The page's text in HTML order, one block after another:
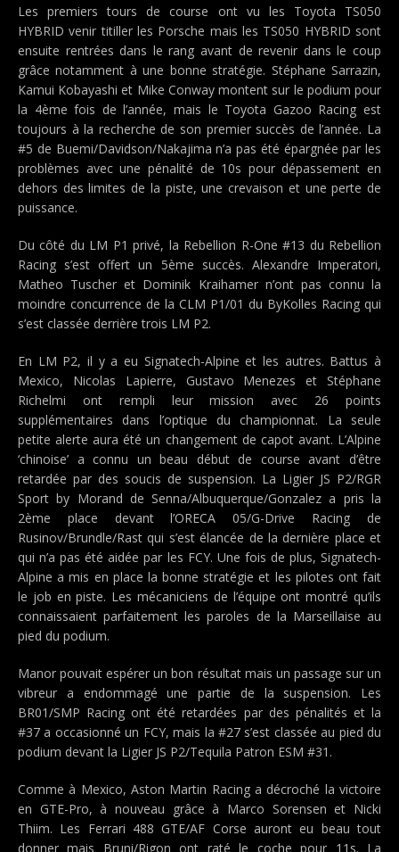
Les premiers tours de course ont vu les Toyota TS050
HYBRID venir titiller les Porsche mais les TS050 HYBRID sont
ensuite rentrées dans le rang avant de revenir dans le coup
grâce notamment à une bonne stratégie. Stéphane Sarrazin,
Kamui Kobayashi et Mike Conway montent sur le podium pour
la 4ème fois de l’année, mais le Toyota Gazoo Racing est
toujours à la recherche de son premier succès de l’année. La
#5 de Buemi/Davidson/Nakajima n’a pas été épargnée par les
problèmes avec une pénalité de 10s pour dépassement en
dehors des limites de la piste, une crevaison et une perte de
puissance.
Du côté du LM P1 privé, la Rebellion R-One #13 du Rebellion
Racing s’est offert un 5ème succès. Alexandre Imperatori,
Matheo Tuscher et Dominik Kraihamer n’ont pas connu la
moindre concurrence de la CLM P1/01 du ByKolles Racing qui
s’est classée derrière trois LM P2.
En LM P2, il y a eu Signatech-Alpine et les autres. Battus à
Mexico, Nicolas Lapierre, Gustavo Menezes et Stéphane
Richelmi ont rempli leur mission avec 26 points
supplémentaires dans l’optique du championnat. La seule
petite alerte aura été un changement de capot avant. L’Alpine
‘chinoise’ a connu un beau début de course avant d’être
retardée par des soucis de suspension. La Ligier JS P2/RGR
Sport by Morand de Senna/Albuquerque/Gonzalez a pris la
2ème place devant l’ORECA 05/G-Drive Racing de
Rusinov/Brundle/Rast qui s’est élancée de la dernière place et
qui n’a pas été aidée par les FCY. Une fois de plus, Signatech-
Alpine a mis en place la bonne stratégie et les pilotes ont fait
le job en piste. Les mécaniciens de l’équipe ont montré qu’ils
connaissaient parfaitement les paroles de la Marseillaise au
pied du podium.
Manor pouvait espérer un bon résultat mais un passage sur un
vibreur a endommagé une partie de la suspension. Les
BR01/SMP Racing ont été retardées par des pénalités et la
#37 a occasionné un FCY, mais la #27 s’est classée au pied du
podium devant la Ligier JS P2/Tequila Patron ESM #31.
Comme à Mexico, Aston Martin Racing a décroché la victoire
en GTE-Pro, à nouveau grâce à Marco Sorensen et Nicki
Thiim. Les Ferrari 488 GTE/AF Corse auront eu beau tout
donner mais Bruni/Rigon ont raté le coche pour 11s. La